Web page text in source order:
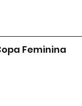
Feminina